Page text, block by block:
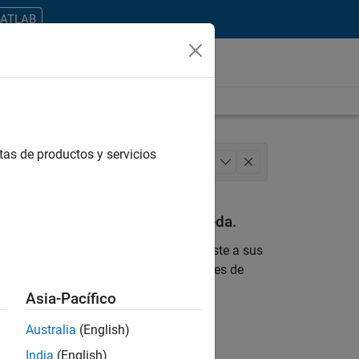
Quality Engineering
con sus criterios de búsqueda.
ninguna vacante que se ajuste a sus
sobre nuevas oportunidades de
todos los empleos en su zona.
de productos y servicios
Asia-Pacífico
Australia (English)
India (English)